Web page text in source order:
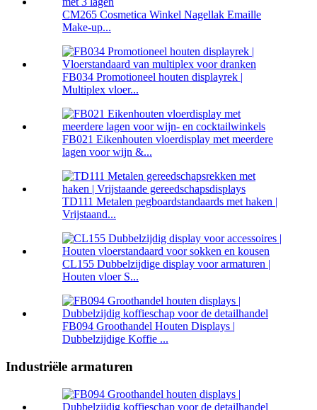
CM265 Cosmetica Winkel Nagellak Emaille
Make-up...
FB034 Promotioneel houten displayrek |
Multiplex vloer...
FB021 Eikenhouten vloerdisplay met meerdere
lagen voor wijn &...
TD111 Metalen pegboardstandaards met haken |
Vrijstaand...
CL155 Dubbelzijdige display voor armaturen |
Houten vloer S...
FB094 Groothandel Houten Displays |
Dubbelzijdige Koffie ...
Industriële armaturen